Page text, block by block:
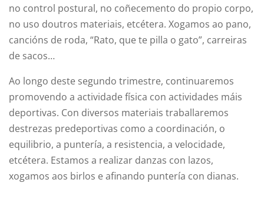
no control postural, no coñecemento do propio corpo,
no uso doutros materiais, etcétera. Xogamos ao pano,
cancións de roda, “Rato, que te pilla o gato”, carreiras
de sacos…
Ao longo deste segundo trimestre, continuaremos
promovendo a actividade física con actividades máis
deportivas. Con diversos materiais traballaremos
destrezas predeportivas como a coordinación, o
equilibrio, a puntería, a resistencia, a velocidade,
etcétera. Estamos a realizar danzas con lazos,
xogamos aos birlos e afinando puntería con dianas.